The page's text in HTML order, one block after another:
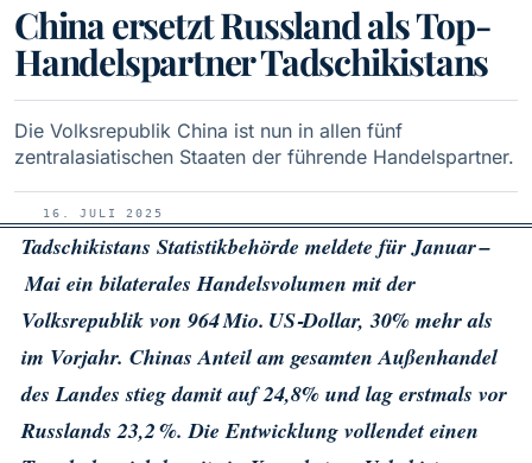
China ersetzt Russland als Top-
Handelspartner Tadschikistans
Die Volksrepublik China ist nun in allen fünf
zentralasiatischen Staaten der führende Handelspartner.
16. JULI 2025
Tadschikistans Statistik­behörde meldete für Januar –
Mai ein bilaterales Handels­volumen mit der
Volksrepublik von 964 Mio. US‑Dollar, 30% mehr als
im Vorjahr. Chinas Anteil am gesamten Außen­handel
des Landes stieg damit auf 24,8% und lag erstmals vor
Russlands 23,2 %. Die Entwicklung vollendet einen